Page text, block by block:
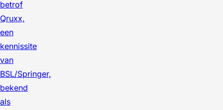
betrof
Qruxx,
een
kennissite
van
BSL/Springer,
bekend
als